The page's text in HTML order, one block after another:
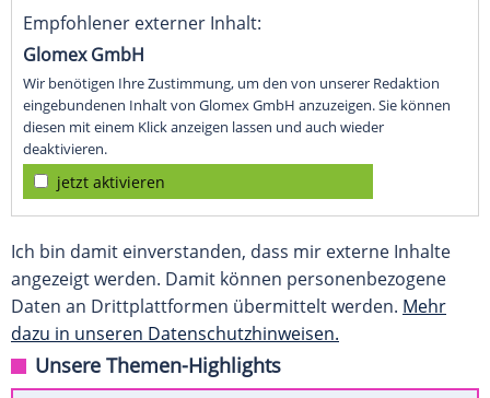
Empfohlener externer Inhalt:
Glomex GmbH
Wir benötigen Ihre Zustimmung, um den von unserer Redaktion
eingebundenen Inhalt von Glomex GmbH anzuzeigen. Sie können
diesen mit einem Klick anzeigen lassen und auch wieder
deaktivieren.
jetzt aktivieren
Ich bin damit einverstanden, dass mir externe Inhalte
angezeigt werden. Damit können personenbezogene
Daten an Drittplattformen übermittelt werden. Mehr
dazu in unseren Datenschutzhinweisen.
Unsere Themen-Highlights